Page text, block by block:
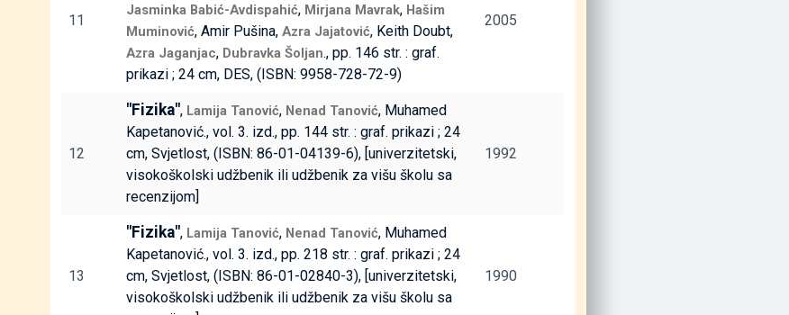
11
Jasminka Babić-Avdispahić, Mirjana Mavrak, Hašim
Muminović, Amir Pušina,Azra Jajatović, Keith Doubt,
Azra Jaganjac, Dubravka Šoljan., pp. 146 str. : graf.
prikazi ; 24 cm, DES, (ISBN: 9958-728-72-9)
2005
12
"Fizika", Lamija Tanović, Nenad Tanović, Muhamed
Kapetanović., vol. 3. izd., pp. 144 str. : graf. prikazi ; 24
cm, Svjetlost, (ISBN: 86-01-04139-6), [univerzitetski,
visokoškolski udžbenik ili udžbenik za višu školu sa
recenzijom]
1992
13
"Fizika", Lamija Tanović, Nenad Tanović, Muhamed
Kapetanović., vol. 3. izd., pp. 218 str. : graf. prikazi ; 24
cm, Svjetlost, (ISBN: 86-01-02840-3), [univerzitetski,
visokoškolski udžbenik ili udžbenik za višu školu sa
1990